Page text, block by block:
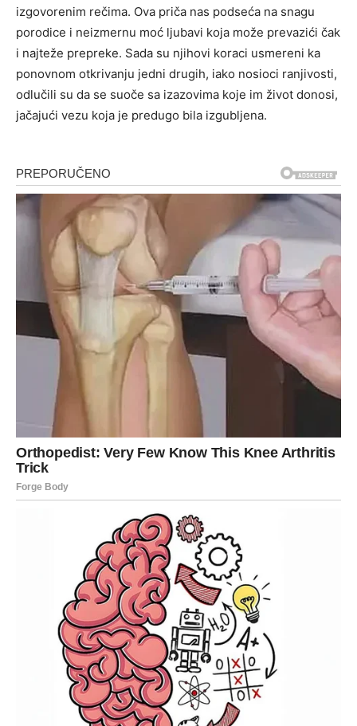
izgovorenim rečima. Ova priča nas podseća na snagu
porodice i neizmernu moć ljubavi koja može prevazići čak
i najteže prepreke. Sada su njihovi koraci usmereni ka
ponovnom otkrivanju jedni drugih, iako nosioci ranjivosti,
odlučili su da se suoče sa izazovima koje im život donosi,
jačajući vezu koja je predugo bila izgubljena.